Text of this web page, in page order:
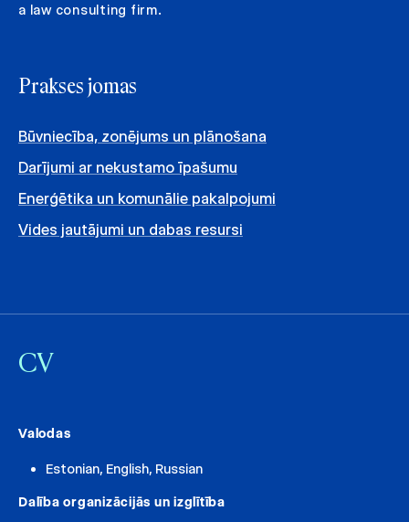
a law consulting firm.
Prakses jomas
Būvniecība, zonējums un plānošana
Darījumi ar nekustamo īpašumu
Enerģētika un komunālie pakalpojumi
Vides jautājumi un dabas resursi
CV
Valodas
Estonian, English, Russian
Dalība organizācijās un izglītība